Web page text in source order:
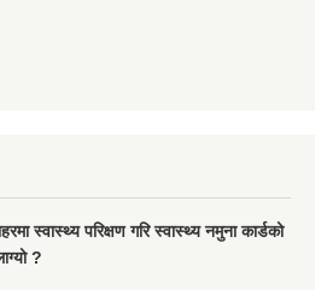
स्वास्थ्य परिक्षण गरि स्वास्थ्य नमुना कार्डको
?